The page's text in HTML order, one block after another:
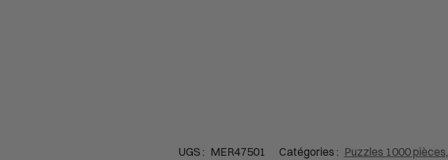
UGS : MER47501 Catégories : Puzzles 1000 pièces,